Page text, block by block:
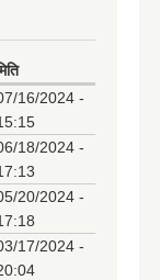
16/2024 -
18/2024 -
20/2024 -
17/2024 -